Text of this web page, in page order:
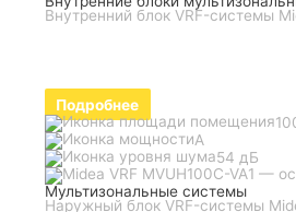
Внутренний блок VRF-системы
Подробнее
A
54 дБ
Мультизональные системы
Наружный блок VRF-системы